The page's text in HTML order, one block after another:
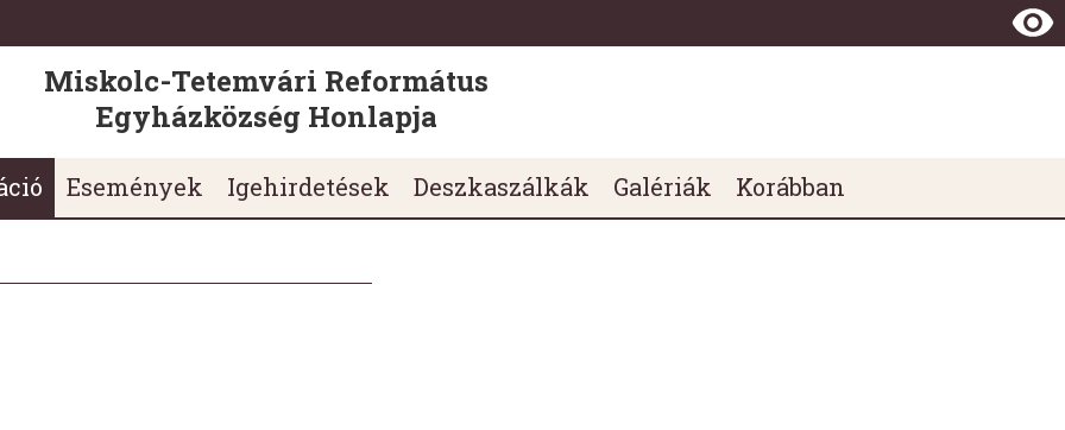
Miskolc-Tetemvári Református
Egyházközség Honlapja
Események Igehirdetések Deszkaszálkák Galériák Korábban